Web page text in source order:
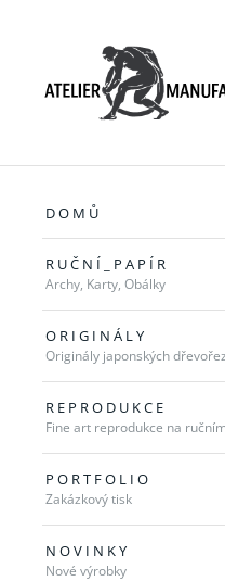
D O M Ů
R U Č N Í _ P A P Í R
Archy, Karty, Obálky
O R I G I N Á L Y
Originály japonských
R E P R O D U K C E
Fine art reprodukce na
P O R T F O L I O
Zakázkový tisk
N O V I N K Y
Nové výrobky